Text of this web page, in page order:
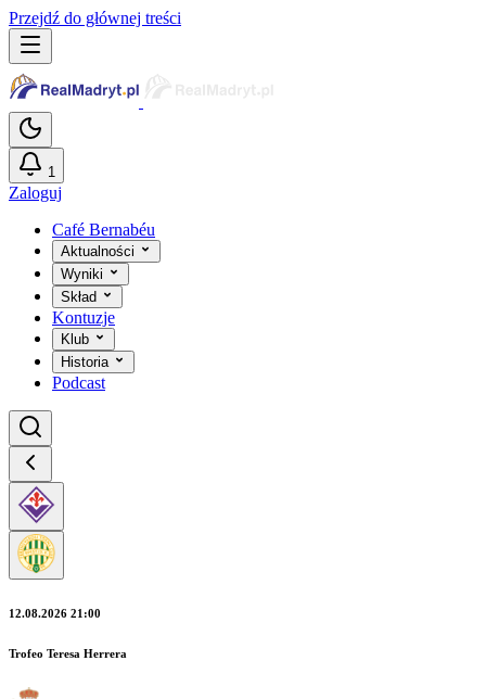
Przejdź do głównej treści
1
Zaloguj
Café Bernabéu
Aktualności
Wyniki
Skład
Kontuzje
Klub
Historia
Podcast
12.08.2026 21:00
Trofeo Teresa Herrera